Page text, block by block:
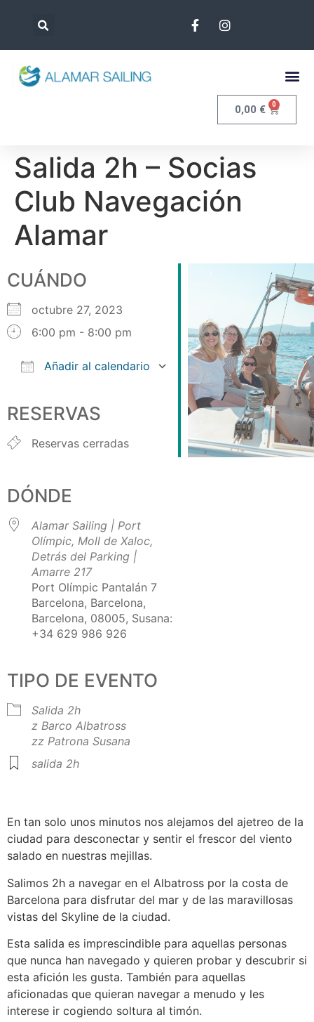
0,00 € 0
Salida 2h – Socias
Club Navegación
Alamar
CUÁNDO
octubre 27, 2023
6:00 pm - 8:00 pm
Añadir al calendario
Office 365Outlook Live
RESERVAS
Reservas cerradas
DÓNDE
Alamar Sailing | Port
Olímpic, Moll de Xaloc,
Detrás del Parking |
Amarre 217
Port Olímpic Pantalán 7
Barcelona, Barcelona,
Barcelona, 08005, Susana:
+34 629 986 926
TIPO DE EVENTO
Salida 2h
z Barco Albatross
zz Patrona Susana
salida 2h
En tan solo unos minutos nos alejamos del ajetreo de la
ciudad para desconectar y sentir el frescor del viento
salado en nuestras mejillas.
Salimos 2h a navegar en el Albatross por la costa de
Barcelona para disfrutar del mar y de las maravillosas
vistas del Skyline de la ciudad.
Esta salida es imprescindible para aquellas personas
que nunca han navegado y quieren probar y descubrir si
esta afición les gusta. También para aquellas
aficionadas que quieran navegar a menudo y les
interese ir cogiendo soltura al timón.